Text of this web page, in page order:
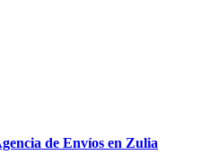
de Envíos en Zulia